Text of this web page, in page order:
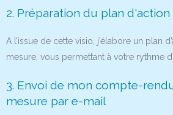
2. Préparation du plan d'action
A l’issue de cette visio, j’élabore un plan
mesure, vous permettant à votre rythme
3. Envoi de mon compte-
mesure par e-mail